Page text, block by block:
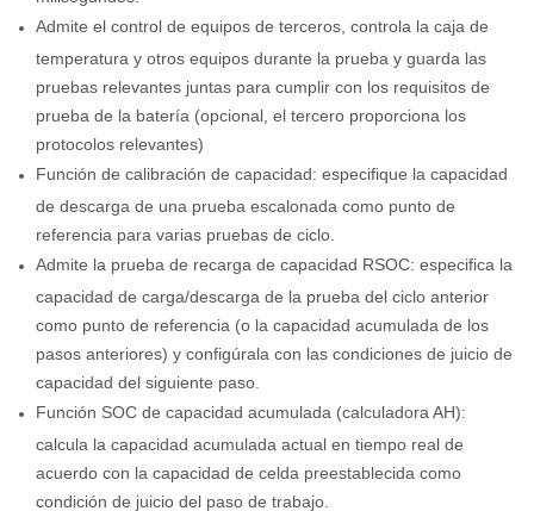
Admite el control de equipos de terceros, controla la caja de
temperatura y otros equipos durante la prueba y guarda las
pruebas relevantes juntas para cumplir con los requisitos de
prueba de la batería (opcional, el tercero proporciona los
protocolos relevantes)
Función de calibración de capacidad: especifique la capacidad
de descarga de una prueba escalonada como punto de
referencia para varias pruebas de ciclo.
Admite la prueba de recarga de capacidad RSOC: especifica la
capacidad de carga/descarga de la prueba del ciclo anterior
como punto de referencia (o la capacidad acumulada de los
pasos anteriores) y configúrala con las condiciones de juicio de
capacidad del siguiente paso.
Función SOC de capacidad acumulada (calculadora AH):
calcula la capacidad acumulada actual en tiempo real de
acuerdo con la capacidad de celda preestablecida como
condición de juicio del paso de trabajo.